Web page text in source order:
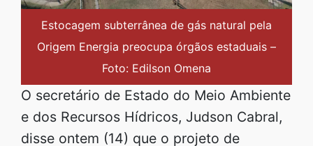
Estocagem subterrânea de gás natural pela
Origem Energia preocupa órgãos estaduais –
Foto: Edilson Omena
O secretário de Estado do Meio Ambiente
e dos Recursos Hídricos, Judson Cabral,
disse ontem (14) que o projeto de